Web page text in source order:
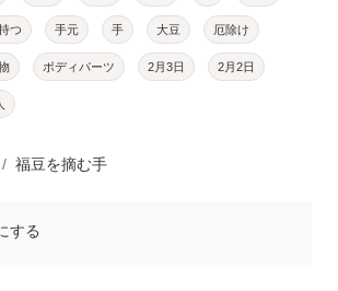
つ 手元 手 大豆 厄除け
ボディパーツ 2月3日 2月2日
福豆を摘む手
する